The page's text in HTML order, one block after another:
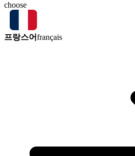
choose
프랑스어français